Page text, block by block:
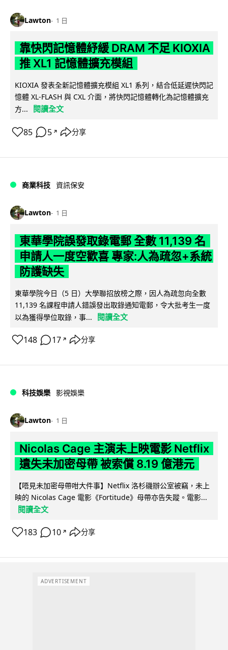
Lawton 1 日
靠快閃記憶體紓緩 DRAM 不足 KIOXIA
推 XL1 記憶體擴充模組
KIOXIA 發表全新記憶體擴充模組 XL1 系列，結合低延遲快閃記
憶體 XL-FLASH 與 CXL 介面，將快閃記憶體轉化為記憶體擴充
方...
閱讀全文
85 5 ↗ 分享
商業科技 資訊保安
Lawton 1 日
東華學院誤發取錄電郵 全數 11,139 名
申請人一度空歡喜 專家:人為疏忽+系統
防護缺失
東華學院今日（5 日）大學聯招放榜之際，因人為疏忽向全數
11,139 名課程申請人錯誤發出取錄通知電郵，令大批考生一度
以為獲得學位取錄，事...
閱讀全文
148 17 ↗ 分享
科技娛樂 影視娛樂
Lawton 1 日
Nicolas Cage 主演未上映電影 Netflix
遺失未加密母帶 被索償 8.19 億港元
【唔見未加密母帶咁大件事】Netflix 洛杉磯辦公室被竊，未上
映的 Nicolas Cage 電影《Fortitude》母帶亦告失蹤。電影...
閱讀全文
183 10 ↗ 分享
ADVERTISEMENT